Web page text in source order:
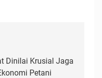
Dinilai Krusial Jaga
Petani